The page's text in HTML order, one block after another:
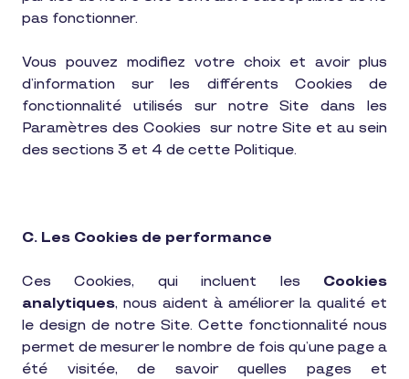
pas fonctionner.
Vous pouvez modifiez votre choix et avoir plus
d’information sur les différents Cookies de
fonctionnalité utilisés sur notre Site dans les
Paramètres des Cookies
sur notre Site et au sein
des sections 3 et 4 de cette Politique.
C. Les Cookies de performance
Ces Cookies, qui incluent les Cookies
analytiques, nous aident à améliorer la qualité et
le design de notre Site. Cette fonctionnalité nous
permet de mesurer le nombre de fois qu’une page a
été visitée, de savoir quelles pages et